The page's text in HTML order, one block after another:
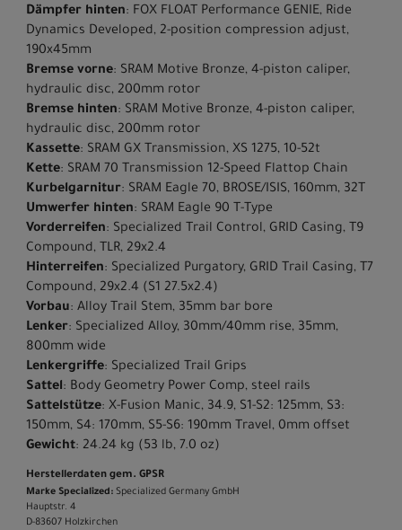
Dämpfer hinten: FOX FLOAT Performance GENIE, Ride
Dynamics Developed, 2-position compression adjust,
190x45mm
Bremse vorne: SRAM Motive Bronze, 4-piston caliper,
hydraulic disc, 200mm rotor
Bremse hinten: SRAM Motive Bronze, 4-piston caliper,
hydraulic disc, 200mm rotor
Kassette: SRAM GX Transmission, XS 1275, 10-52t
Kette: SRAM 70 Transmission 12-Speed Flattop Chain
Kurbelgarnitur: SRAM Eagle 70, BROSE/ISIS, 160mm, 32T
Umwerfer hinten: SRAM Eagle 90 T-Type
Vorderreifen: Specialized Trail Control, GRID Casing, T9
Compound, TLR, 29x2.4
Hinterreifen: Specialized Purgatory, GRID Trail Casing, T7
Compound, 29x2.4 (S1 27.5x2.4)
Vorbau: Alloy Trail Stem, 35mm bar bore
Lenker: Specialized Alloy, 30mm/40mm rise, 35mm,
800mm wide
Lenkergriffe: Specialized Trail Grips
Sattel: Body Geometry Power Comp, steel rails
Sattelstütze: X-Fusion Manic, 34.9, S1-S2: 125mm, S3:
150mm, S4: 170mm, S5-S6: 190mm Travel, 0mm offset
Gewicht: 24.24 kg (53 lb, 7.0 oz)
Herstellerdaten gem. GPSR
Marke Specialized: Specialized Germany GmbH
Hauptstr. 4
D-83607 Holzkirchen